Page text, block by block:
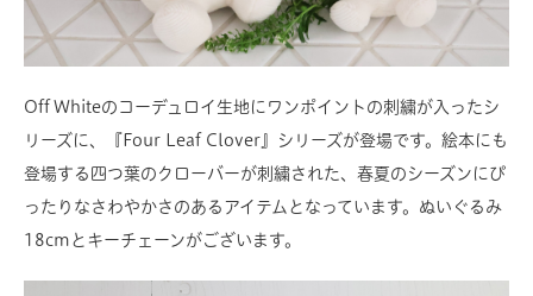
Off Whiteのコーデュロイ生地にワンポイントの刺繍が入ったシ
リーズに、『Four Leaf Clover』シリーズが登場です。絵本にも
登場する四つ葉のクローバーが刺繍された、春夏のシーズンにぴ
ったりなさわやかさのあるアイテムとなっています。ぬいぐるみ
18cmとキーチェーンがございます。